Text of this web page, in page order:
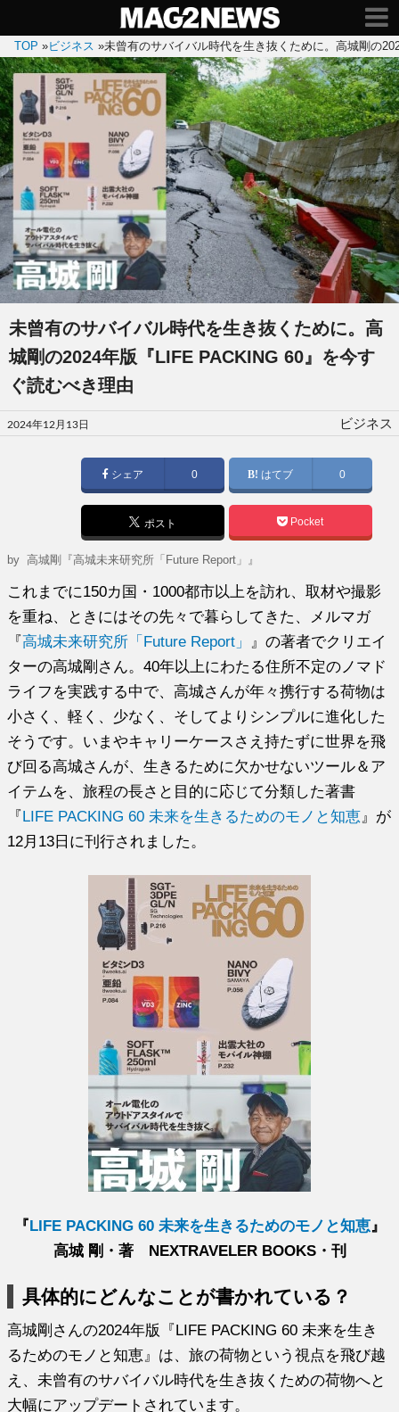
TOP »ビジネス »未曾有のサバイバル時代を生き抜くために。高城剛の
未曾有のサバイバル時代を生き抜くために。高
城剛の2024年版『LIFE PACKING 60』を今す
ぐ読むべき理由
投
稿
2024年12月13日 ビジネス
シェア 0 はてブ 0
ポスト Pocket
by高城剛『高城未来研究所「Future Report」』
これまでに150カ国・1000都市以上を訪れ、取材や撮影
を重ね、ときにはその先々で暮らしてきた、メルマガ
『高城未来研究所「Future Report」
』の著者でクリエイ
ターの高城剛さん。40年以上にわたる住所不定のノマド
ライフを実践する中で、高城さんが年々携行する荷物は
小さく、軽く、少なく、そしてよりシンプルに進化した
そうです。いまやキャリーケースさえ持たずに世界を飛
び回る高城さんが、生きるために欠かせないツール＆ア
イテムを、旅程の長さと目的に応じて分類した著書
『LIFE PACKING 60 未来を生きるためのモノと知恵 』が
12月13日に刊行されました。
『LIFE PACKING 60 未来を生きるためのモノと知恵』
高城 剛・著 NEXTRAVELER BOOKS・刊
具体的にどんなことが書かれている？
高城剛さんの2024年版『LIFE PACKING 60 未来を生き
るためのモノと知恵』は、旅の荷物という視点を飛び越
え、未曾有のサバイバル時代を生き抜くための荷物へと
大幅にアップデートされています。